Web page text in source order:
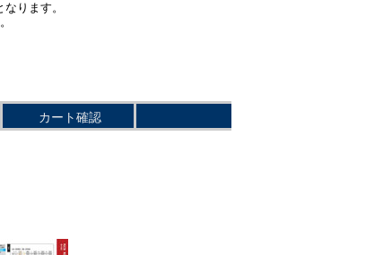
ります。
カート確認